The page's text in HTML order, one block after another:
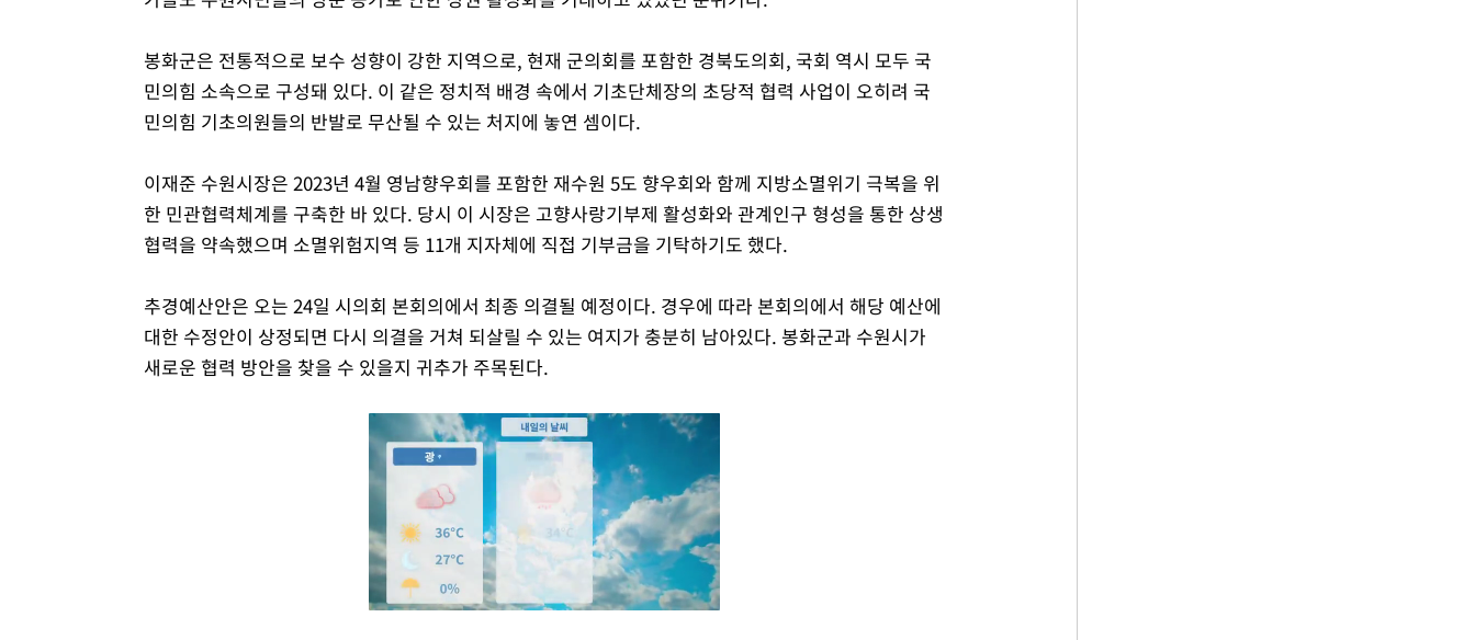
봉화군은 전통적으로 보수 성향이 강한 지역으로, 현재 군의회를 포함한 경북도의회, 국회 역시 모두 국
민의힘 소속으로 구성돼 있다. 이 같은 정치적 배경 속에서 기초단체장의 초당적 협력 사업이 오히려 국
민의힘 기초의원들의 반발로 무산될 수 있는 처지에 놓연 셈이다.
이재준 수원시장은 2023년 4월 영남향우회를 포함한 재수원 5도 향우회와 함께 지방소멸위기 극복을 위
한 민관협력체계를 구축한 바 있다. 당시 이 시장은 고향사랑기부제 활성화와 관계인구 형성을 통한 상생
협력을 약속했으며 소멸위험지역 등 11개 지자체에 직접 기부금을 기탁하기도 했다.
추경예산안은 오는 24일 시의회 본회의에서 최종 의결될 예정이다. 경우에 따라 본회의에서 해당 예산에
대한 수정안이 상정되면 다시 의결을 거쳐 되살릴 수 있는 여지가 충분히 남아있다. 봉화군과 수원시가
새로운 협력 방안을 찾을 수 있을지 귀추가 주목된다.